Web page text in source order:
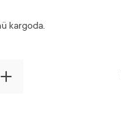
kargoda.